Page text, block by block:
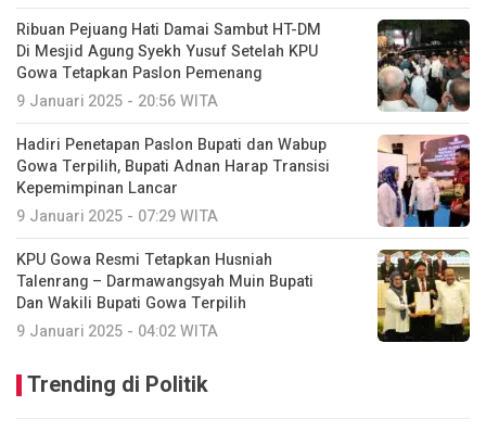
Ribuan Pejuang Hati Damai Sambut HT-DM
Di Mesjid Agung Syekh Yusuf Setelah KPU
Gowa Tetapkan Paslon Pemenang
9 Januari 2025 - 20:56 WITA
Hadiri Penetapan Paslon Bupati dan Wabup
Gowa Terpilih, Bupati Adnan Harap Transisi
Kepemimpinan Lancar
9 Januari 2025 - 07:29 WITA
KPU Gowa Resmi Tetapkan Husniah
Talenrang – Darmawangsyah Muin Bupati
Dan Wakili Bupati Gowa Terpilih
9 Januari 2025 - 04:02 WITA
Trending di Politik